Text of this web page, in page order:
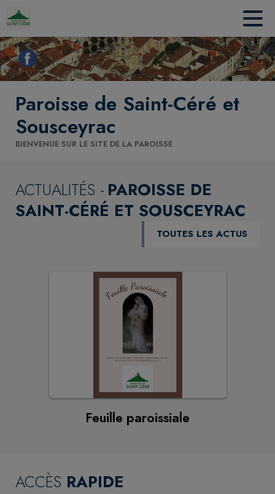
Contenu
Paroisse de Saint-Céré et
Sousceyrac
BIENVENUE SUR LE SITE DE LA PAROISSE
ACTUALITÉS - PAROISSE DE
SAINT-CÉRÉ ET SOUSCEYRAC
TOUTES LES ACTUS
Feuille paroissiale
ACCÈS RAPIDE